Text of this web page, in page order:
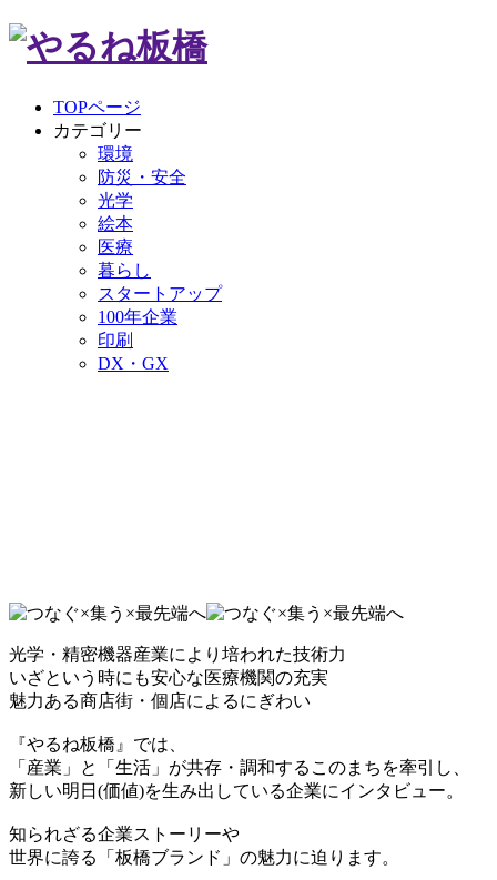
TOPページ
カテゴリー
環境
防災・安全
光学
絵本
医療
暮らし
スタートアップ
100年企業
印刷
DX・GX
光学・精密機器産業により培われた技術力
いざという時にも安心な医療機関の充実
魅力ある商店街・個店によるにぎわい
『やるね板橋』では、
「産業」と「生活」が共存・調和するこのまちを牽引し、
新しい明日(価値)を生み出している企業にインタビュー。
知られざる企業ストーリーや
世界に誇る「板橋ブランド」の魅力に迫ります。